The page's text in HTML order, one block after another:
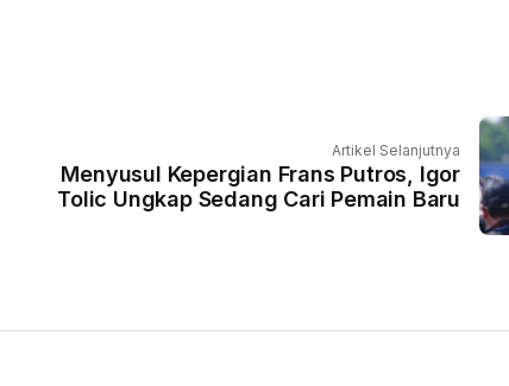
Artikel Selanjutnya
Menyusul Kepergian Frans Putros, Igor
Tolic Ungkap Sedang Cari Pemain Baru